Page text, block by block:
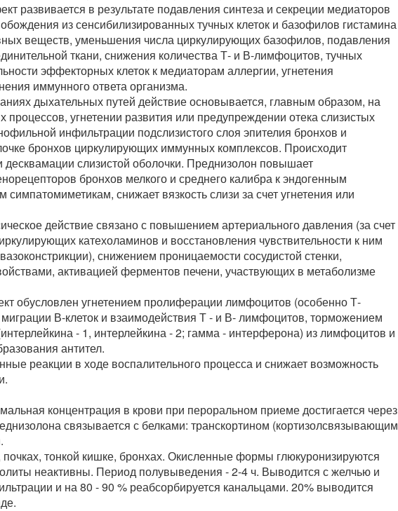
развивается в результате подавления синтеза и секреции медиаторов
из сенсибилизированных тучных клеток и базофилов гистамина
веществ, уменьшения числа циркулирующих базофилов, подавления
ткани, снижения количества Т- и В-лимфоцитов, тучных
эффекторных клеток к медиаторам аллергии, угнетения
иммунного ответа организма.
дыхательных путей действие основывается, главным образом, на
угнетении развития или предупреждении отека слизистых
инфильтрации подслизистого слоя эпителия бронхов и
бронхов циркулирующих иммунных комплексов. Происходит
слизистой оболочки. Преднизолон повышает
бронхов мелкого и среднего калибра к эндогенным
снижает вязкость слизи за счет угнетения или
действие связано с повышением артериального давления (за счет
катехоламинов и восстановления чувствительности к ним
снижением проницаемости сосудистой стенки,
активацией ферментов печени, участвующих в метаболизме
обусловлен угнетением пролиферации лимфоцитов (особенно Т-
В-клеток и взаимодействия Т - и В- лимфоцитов, торможением
- 1, интерлейкина - 2; гамма - интерферона) из лимфоцитов и
антител.
реакции в ходе воспалительного процесса и снижает возможность
концентрация в крови при пероральном приеме достигается через
связывается с белками: транскортином (кортизолсвязывающим
почках, тонкой кишке, бронхах. Окисленные формы глюкуронизируются
неактивны. Период полувыведения - 2-4 ч. Выводится с желчью и
и на 80 - 90 % реабсорбируется канальцами. 20% выводится